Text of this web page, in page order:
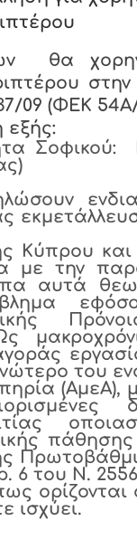
θα
09(ΦΕΚ 54Α/
εξής:
Κύπρου
με την
αυτά
του
(ΑμεΑ),
του Ν. 2556/
ορίζονται
ισχύει.